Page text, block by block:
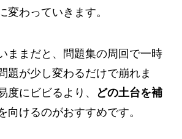
変わっていきます。
ままだと、問題集の周回で一時
題が少し変わるだけで崩れま
度にビビるより、 どの土台を補
向けるのがおすすめです。